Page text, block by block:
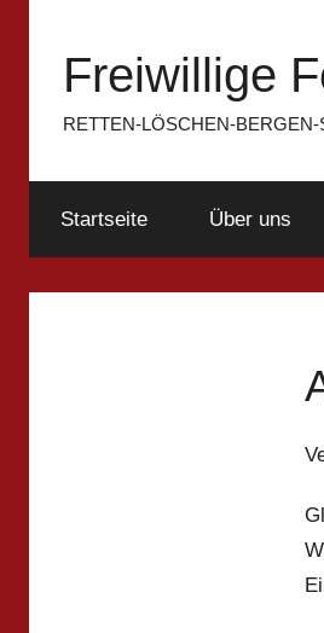
springen
Freiwillige
RETTEN-LÖSCHEN-
Startseite Über uns